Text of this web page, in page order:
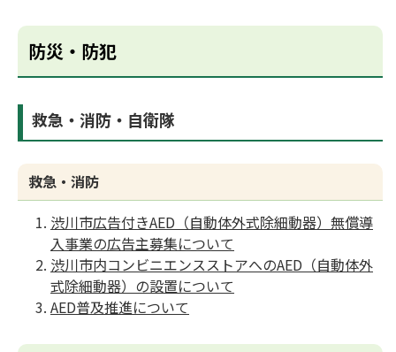
防災・防犯
救急・消防・自衛隊
救急・消防
渋川市広告付きAED（自動体外式除細動器）無償導
入事業の広告主募集について
渋川市内コンビニエンスストアへのAED（自動体外
式除細動器）の設置について
AED普及推進について